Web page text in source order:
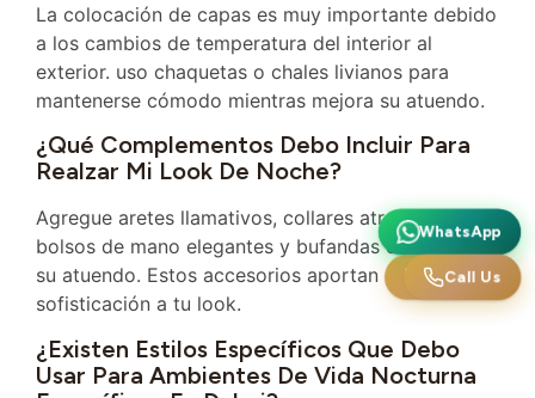
La colocación de capas es muy importante debido
a los cambios de temperatura del interior al
exterior. uso chaquetas o chales livianos para
mantenerse cómodo mientras mejora su atuendo.
¿Qué Complementos Debo Incluir Para
Realzar Mi Look De Noche?
Agregue aretes llamativos, collares atrevidos,
bolsos de mano elegantes y bufandas de moda a
su atuendo. Estos accesorios aportan glamour y
sofisticación a tu look.
¿Existen Estilos Específicos Que Debo
Usar Para Ambientes De Vida Nocturna
WhatsApp
Llámanos
WhatsApp
Call Us